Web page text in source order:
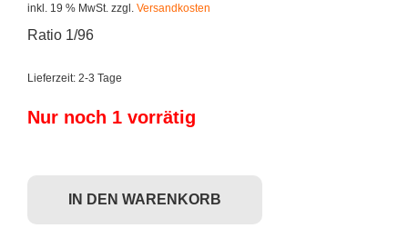
inkl. 19 % MwSt. zzgl. Versandkosten
Ratio 1/96
Lieferzeit: 2-3 Tage
Nur noch 1 vorrätig
IN DEN WARENKORB